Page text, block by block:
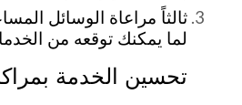
ثالثاً مراعاة الوسائل
لما يمكنك توقعه من
تحسين الخدمة